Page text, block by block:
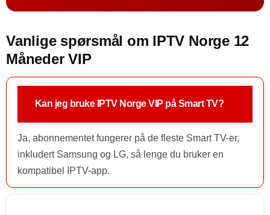
Vanlige spørsmål om IPTV Norge 12
Måneder VIP
Kan jeg bruke IPTV Norge VIP på Smart TV?
Ja, abonnementet fungerer på de fleste Smart TV-er,
inkludert Samsung og LG, så lenge du bruker en
kompatibel IPTV-app.